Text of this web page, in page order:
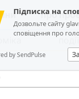
Підписка на
Дозвольте сайту
сповіщення про
by SendPulse
про